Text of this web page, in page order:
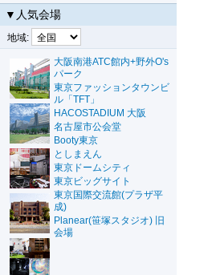
▼人気会場
地域:
大阪南港ATC館内+野外O's
パーク
東京ファッションタウンビ
ル「TFT」
HACOSTADIUM 大阪
名古屋市公会堂
Booty東京
としまえん
東京ドームシティ
東京ビッグサイト
東京国際交流館(プラザ平
成)
Planear(笹塚スタジオ) 旧
会場